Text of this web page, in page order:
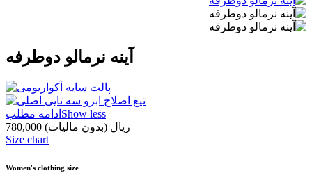
آینه نرمالو دوطرفه
ادامه مطلب Show less
780,000 ریال (بدون مالیات)
Size chart
Women's clothing size